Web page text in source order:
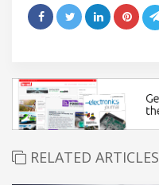
RELATED ARTICLES